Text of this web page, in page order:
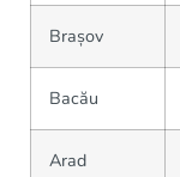
Brașov
Bacău
Arad